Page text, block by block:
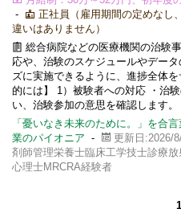
-
正社員（雇用期間の定めなし
違いはありません）
総合病院などの医療機関の治験
応や、治験のスケジュールやデー
ズに実施できるように、進捗全体
的には】 1）被験者への対応 ・治
い、治験参加の意思を確認します。
「憂いなき未来のために。」を合
業のパイオニア - 更新日:2026/
剤師管理栄養士臨床工学技士診療放
心理士MRCRA経験者
1